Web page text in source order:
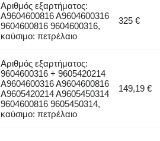
Αριθμός εξαρτήματος:
A9604600816 A9604600316
9604600816 9604600316,
καύσιμο: πετρέλαιο
325 €
Αριθμός εξαρτήματος:
9604600316 + 9605420214
A9604600316 A9604600816
A9605420214 A9605450314
9604600816 9605450314,
καύσιμο: πετρέλαιο
149,19 €